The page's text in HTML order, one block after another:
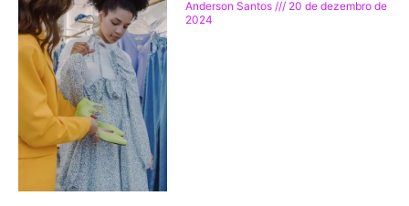
Anderson Santos
20 de dezembro de
2024